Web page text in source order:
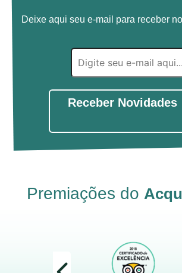
Deixe aqui seu e-mail para receber
Receber Novidades
Premiações do